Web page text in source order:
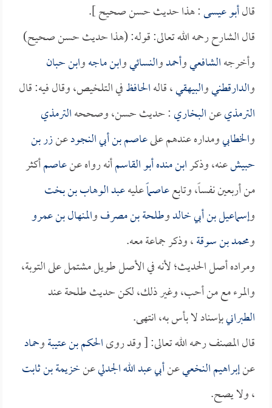
قالأبو عيسى: هذا حديث حسن صحيح ].
قال الشارح رحمه الله تعالى: قوله: (هذا حديث حسن صحيح)
وأخرجهالشافعيوأحمدوالنسائيوابن ماجهوابن حبان
والدارقطنيوالبيهقي، قالهالحافظفي التلخيص، وقال فيه: قال
الترمذيعنالبخاري: حديث حسن، وصححهالترمذي
والخطابيومداره عندهم علىعاصم بن أبي النجودعنزر بن
حبيشعنه، وذكرابن منده أبو القاسمأنه رواه عنعاصمأكثر
من أربعين نفساً، وتابععاصماًعليهعبد الوهاب بن بخت
وإسماعيل بن أبي خالدوطلحة بن مصرفوالمنهال بن عمرو
ومحمد بن سوقة، وذكر جماعة معه.
ومراده أصل الحديث؛ لأنه في الأصل طويل مشتمل على التوبة،
والمرء مع من أحب، وغير ذلك، لكن حديث طلحة عند
الطبرانيبإسناد لا بأس به، انتهى.
قال المصنف رحمه الله تعالى: [ وقد روىالحكم بن عتيبةوحماد
عنإبراهيم النخعيعنأبي عبد الله الجدليعنخزيمة بن ثابت
، ولا يصح.